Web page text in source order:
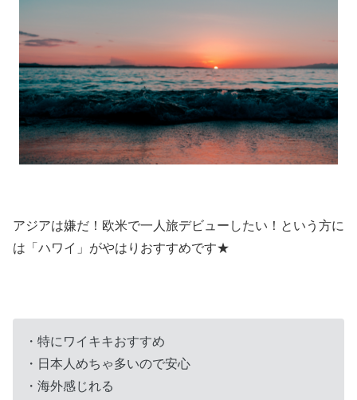
アジアは嫌だ！欧米で一人旅デビューしたい！という方に
は「ハワイ」がやはりおすすめです★
・特にワイキキおすすめ
・日本人めちゃ多いので安心
・海外感じれる